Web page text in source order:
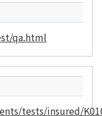
qa.html
tests/insured/